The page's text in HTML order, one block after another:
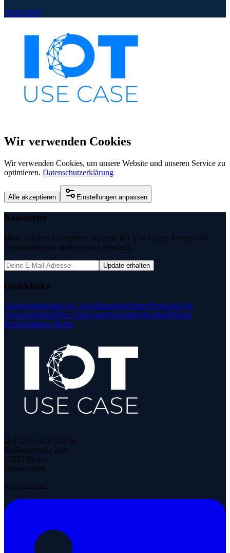
20.08.2025
Wir verwenden Cookies
Wir verwenden Cookies, um unsere Website und unseren Service zu
optimieren. Datenschutzerklärung
Alle akzeptieren Einstellungen anpassen
Newsletter
Bleib auf dem Laufenden: Neueste IoT Use Cases, Trends und
Veranstaltungen direkt in dein Postfach.
Update erhalten
Quicklinks
LösungsbeispieleUse CasesBausteinePartnerPodcastsZum
AnwenderkreisÜber UnsEventsNewsletterKontaktPartner
PortalAnbieter finden
IIoT Use Case GmbH
Rollbergstraße 28A
12053 Berlin
Deutschland
Folge uns auf: